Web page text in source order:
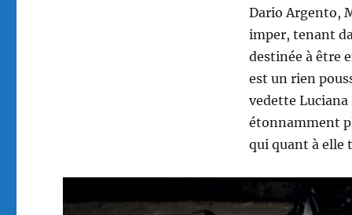
Dario Argento,
imper, tenant
destinée à être
est un rien
vedette Luciana
étonnamment
qui quant à elle